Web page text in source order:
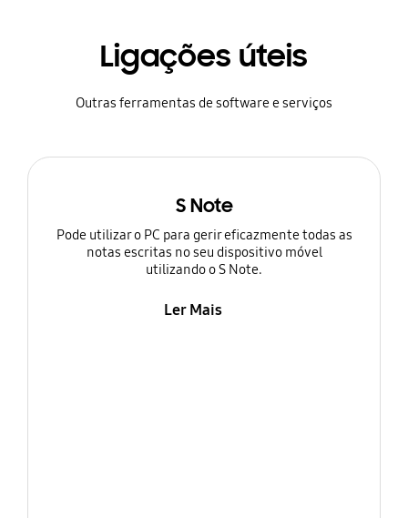
Ligações úteis
Outras ferramentas de software e serviços
S Note
Pode utilizar o PC para gerir eficazmente todas as
notas escritas no seu dispositivo móvel
utilizando o S Note.
Ler Mais